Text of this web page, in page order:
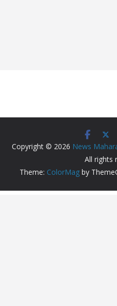
Copyright © 2026 News
All rights
Theme: ColorMag by